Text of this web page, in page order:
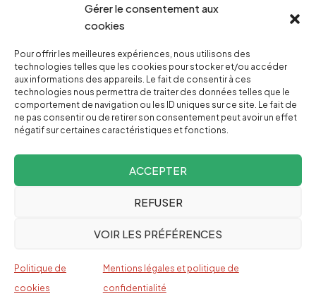
Gérer le consentement aux
cookies
Pour offrir les meilleures expériences, nous utilisons des
technologies telles que les cookies pour stocker et/ou accéder
aux informations des appareils. Le fait de consentir à ces
technologies nous permettra de traiter des données telles que le
comportement de navigation ou les ID uniques sur ce site. Le fait de
ne pas consentir ou de retirer son consentement peut avoir un effet
négatif sur certaines caractéristiques et fonctions.
ACCEPTER
REFUSER
VOIR LES PRÉFÉRENCES
Politique de
cookies
Mentions légales et politique de
confidentialité
NOUS SOUTENIR
NOTRE NEWSLETTER
pour le changer
Espagnol